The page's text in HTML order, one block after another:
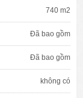
740 m2
Đã bao gồm
Đã bao gồm
không có